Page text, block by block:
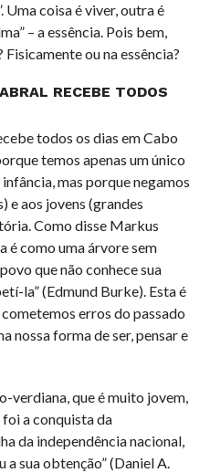
Uma coisa é viver, outra é
– a essência. Pois bem,
ou na essência?
RECEBE TODOS
todos os dias em Cabo
temos apenas um único
mas porque negamos
e aos jovens (grandes
Como disse Markus
é como uma árvore sem
que não conhece sua
la” (Edmund Burke). Esta é
erros do passado
nossa forma de ser, pensar e
verdiana, que é muito jovem,
a conquista da
da independência nacional,
a sua obtenção” (Daniel A.